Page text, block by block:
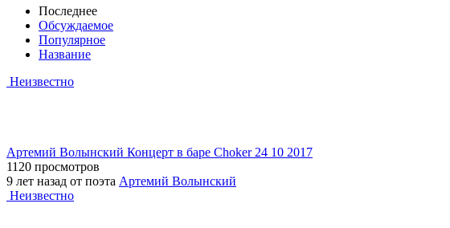
Последнее
Обсуждаемое
Популярное
Название
Неизвестно
Артемий Волынский Концерт в баре Choker 24 10 2017
1120 просмотров
9 лет назад от поэта Артемий Волынский
Неизвестно